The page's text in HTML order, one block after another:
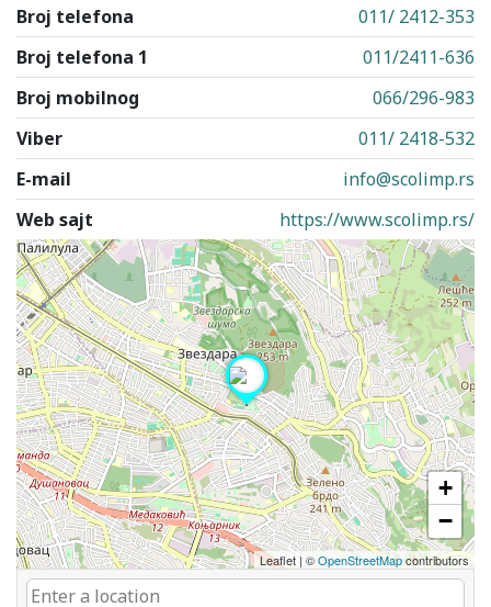
Broj telefona
011/ 2412-353
Broj telefona 1
011/2411-636
Broj mobilnog
066/296-983
Viber
011/ 2418-532
E-mail
info@scolimp.rs
Web sajt
https://www.scolimp.rs/
+
−
Leaflet | ©OpenStreetMapcontributors